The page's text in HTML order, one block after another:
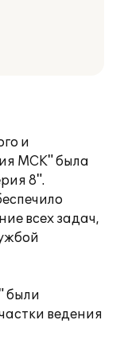
и
МСК" была
8".
всех задач,
были
ведения